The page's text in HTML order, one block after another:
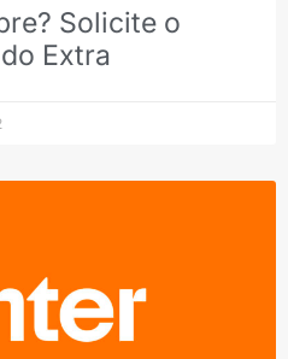
Solicite o
Extra